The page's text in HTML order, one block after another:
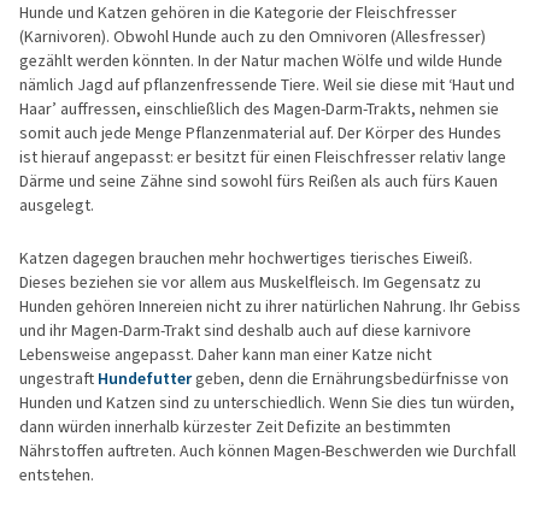
Hunde und Katzen gehören in die Kategorie der Fleischfresser
(Karnivoren). Obwohl Hunde auch zu den Omnivoren (Allesfresser)
gezählt werden könnten. In der Natur machen Wölfe und wilde Hunde
nämlich Jagd auf pflanzenfressende Tiere. Weil sie diese mit ‘Haut und
Haar’ auffressen, einschließlich des Magen-Darm-Trakts, nehmen sie
somit auch jede Menge Pflanzenmaterial auf. Der Körper des Hundes
ist hierauf angepasst: er besitzt für einen Fleischfresser relativ lange
Därme und seine Zähne sind sowohl fürs Reißen als auch fürs Kauen
ausgelegt.
Katzen dagegen brauchen mehr hochwertiges tierisches Eiweiß.
Dieses beziehen sie vor allem aus Muskelfleisch. Im Gegensatz zu
Hunden gehören Innereien nicht zu ihrer natürlichen Nahrung. Ihr Gebiss
und ihr Magen-Darm-Trakt sind deshalb auch auf diese karnivore
Lebensweise angepasst. Daher kann man einer Katze nicht
ungestraft Hundefuttergeben, denn die Ernährungsbedürfnisse von
Hunden und Katzen sind zu unterschiedlich. Wenn Sie dies tun würden,
dann würden innerhalb kürzester Zeit Defizite an bestimmten
Nährstoffen auftreten. Auch können Magen-Beschwerden wie Durchfall
entstehen.